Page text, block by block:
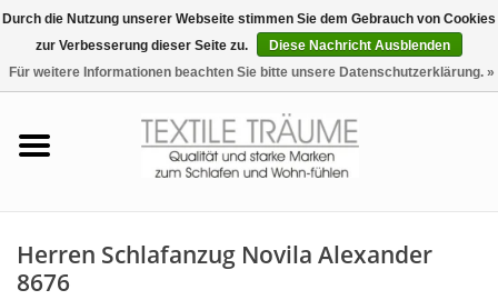
0 Artikel - €0,00
Tag & Nachtwäsche
Herren Schlafanzug Novila Alexander
8676
Durch die Nutzung unserer Webseite stimmen Sie dem Gebrauch von Cookies
zur Verbesserung dieser Seite zu.
Diese Nachricht Ausblenden
Für weitere Informationen beachten Sie bitte unsere Datenschutzerklärung. »